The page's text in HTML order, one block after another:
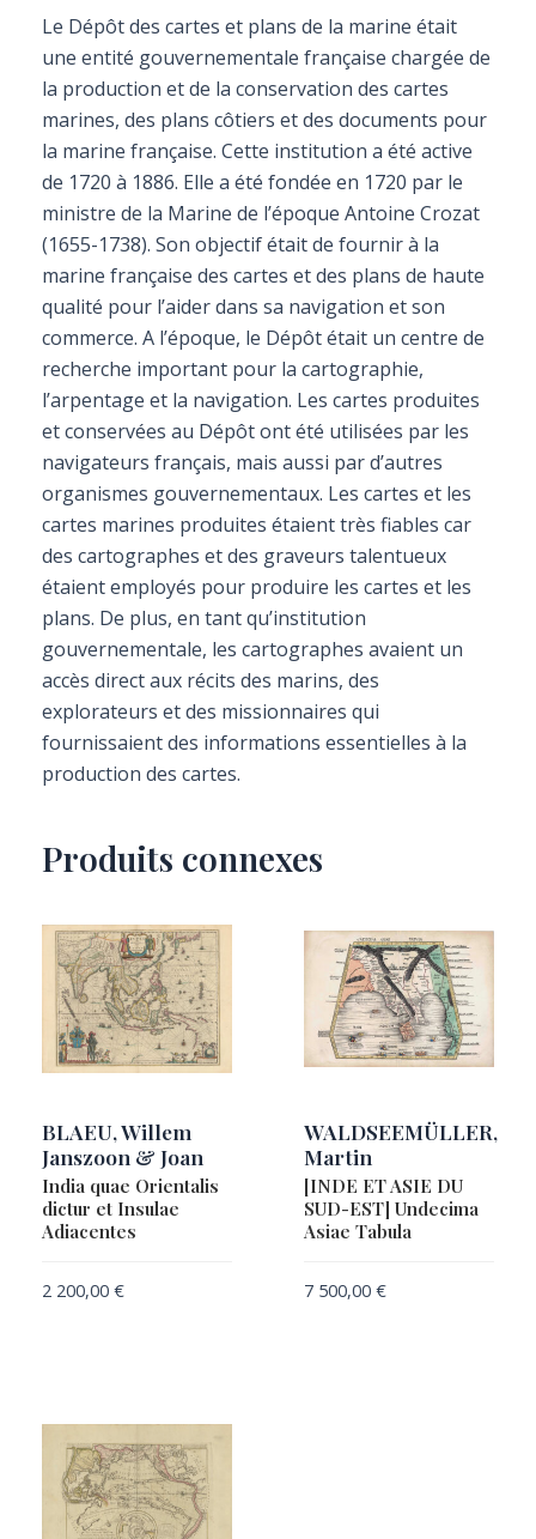
Le Dépôt des cartes et plans de la marine était
une entité gouvernementale française chargée de
la production et de la conservation des cartes
marines, des plans côtiers et des documents pour
la marine française. Cette institution a été active
de 1720 à 1886. Elle a été fondée en 1720 par le
ministre de la Marine de l’époque Antoine Crozat
(1655-1738). Son objectif était de fournir à la
marine française des cartes et des plans de haute
qualité pour l’aider dans sa navigation et son
commerce. A l’époque, le Dépôt était un centre de
recherche important pour la cartographie,
l’arpentage et la navigation. Les cartes produites
et conservées au Dépôt ont été utilisées par les
navigateurs français, mais aussi par d’autres
organismes gouvernementaux. Les cartes et les
cartes marines produites étaient très fiables car
des cartographes et des graveurs talentueux
étaient employés pour produire les cartes et les
plans. De plus, en tant qu’institution
gouvernementale, les cartographes avaient un
accès direct aux récits des marins, des
explorateurs et des missionnaires qui
fournissaient des informations essentielles à la
production des cartes.
Produits connexes
BLAEU, Willem
Janszoon & Joan
India quae Orientalis
dictur et Insulae
Adiacentes
2 200,00 €
WALDSEEMÜLLER,
Martin
[INDE ET ASIE DU
SUD-EST] Undecima
Asiae Tabula
7 500,00 €